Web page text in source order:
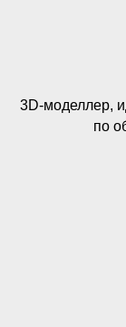
3D-моделлер,
по